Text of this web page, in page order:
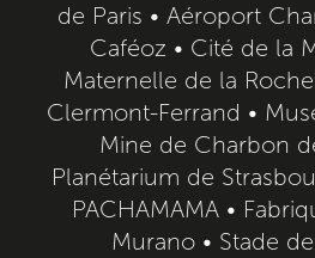
de Paris • Aéroport
Caféoz • Cité de la
Maternelle de la
Clermont-Ferrand •
Mine de Charbon
Planétarium de
PACHAMAMA •
Murano • Stade